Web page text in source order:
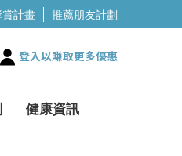
賞計畫 推薦朋友計劃
登入以賺取更多優惠
健康資訊